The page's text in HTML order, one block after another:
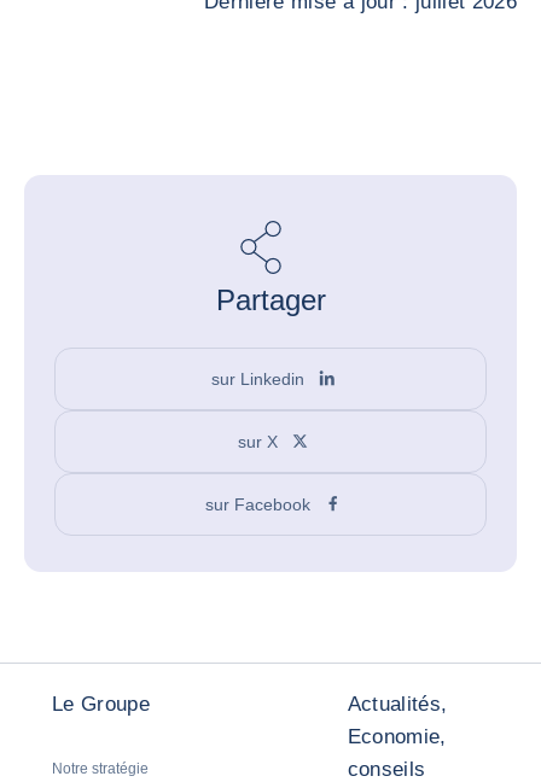
Partager
sur Linkedin
sur X
sur Facebook
Le Groupe
Notre stratégie
Actualités,
Economie,
conseils